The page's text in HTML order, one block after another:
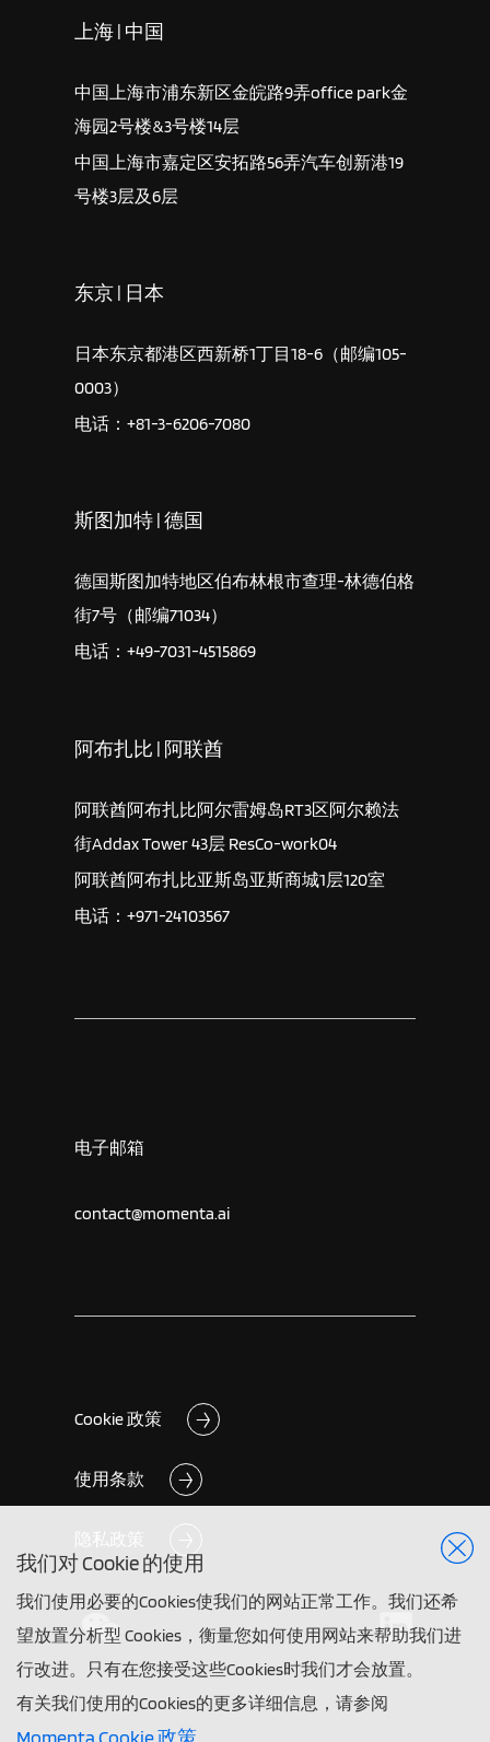
我们对 Cookie 的使用
我们使用必要的Cookies使我们的网站正常工作。我们还希
望放置分析型 Cookies，衡量您如何使用网站来帮助我们进
行改进。只有在您接受这些Cookies时我们才会放置。
有关我们使用的Cookies的更多详细信息，请参阅
上海 | 中国
中国上海市浦东新区金皖路9弄office park金
海园2号楼&3号楼14层
中国上海市嘉定区安拓路56弄汽车创新港19
号楼3层及6层
东京 | 日本
日本东京都港区西新桥1丁目18-6（邮编105-
0003）
电话：+81-3-6206-7080
斯图加特 | 德国
德国斯图加特地区伯布林根市查理-林德伯格
街7号（邮编71034）
电话：+49-7031-4515869
阿布扎比 | 阿联酋
阿联酋阿布扎比阿尔雷姆岛RT3区阿尔赖法
街Addax Tower 43层 ResCo-work04
阿联酋阿布扎比亚斯岛亚斯商城1层120室
电话：+971-24103567
电子邮箱
contact@momenta.ai
Cookie 政策
使用条款
隐私政策